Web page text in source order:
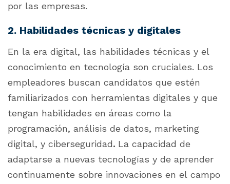
por las empresas.
2. Habilidades técnicas y digitales
En la era digital, las habilidades técnicas y el
conocimiento en tecnología son cruciales. Los
empleadores buscan candidatos que estén
familiarizados con herramientas digitales y que
tengan habilidades en áreas como la
programación, análisis de datos, marketing
digital, y ciberseguridad. La capacidad de
adaptarse a nuevas tecnologías y de aprender
continuamente sobre innovaciones en el campo